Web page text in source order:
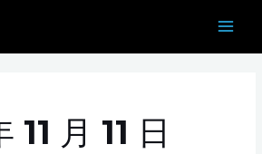
11 月 11 日